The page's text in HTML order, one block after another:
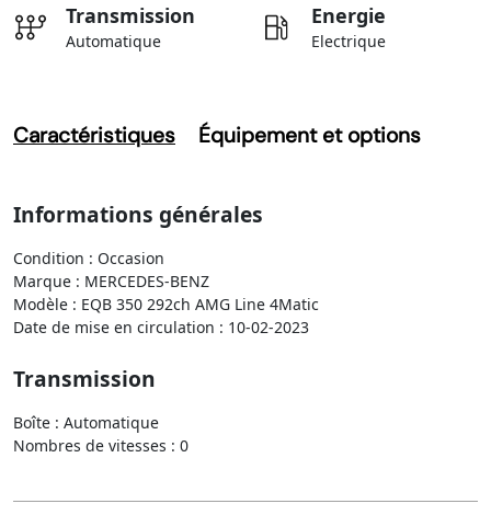
Transmission
Automatique
Energie
Electrique
Caractéristiques Équipement et options
Informations générales
Condition : Occasion
Marque : MERCEDES-BENZ
Modèle : EQB 350 292ch AMG Line 4Matic
Date de mise en circulation : 10-02-2023
Transmission
Boîte : Automatique
Nombres de vitesses : 0